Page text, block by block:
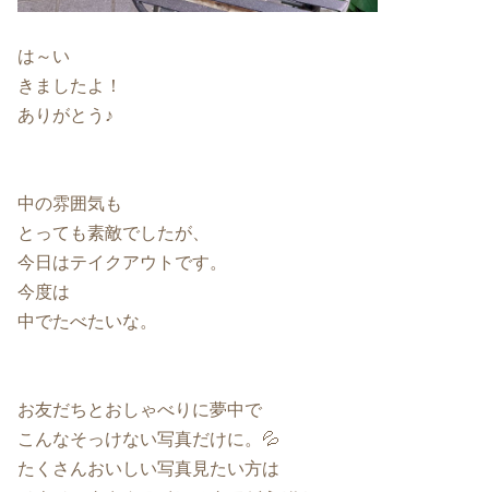
は～い
きましたよ！
ありがとう♪
中の雰囲気も
とっても素敵でしたが、
今日はテイクアウトです。
今度は
中でたべたいな。
お友だちとおしゃべりに夢中で
こんなそっけない写真だけに。💦
たくさんおいしい写真見たい方は